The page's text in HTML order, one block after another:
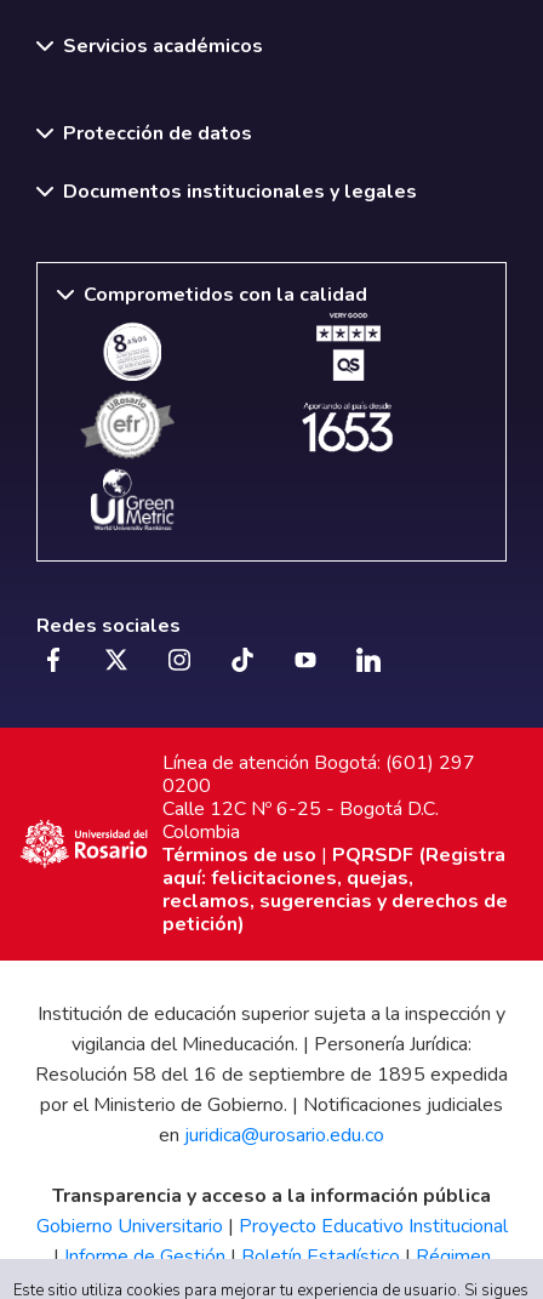
Servicios académicos
Protección de datos
Documentos institucionales y legales
Comprometidos con la calidad
Redes sociales
Línea de atención Bogotá: (601) 297
0200
Calle 12C Nº 6-25 - Bogotá D.C.
Colombia
Términos de uso | PQRSDF (Registra
aquí: felicitaciones, quejas,
reclamos, sugerencias y derechos de
petición)
Institución de educación superior sujeta a la inspección y
vigilancia del Mineducación. | Personería Jurídica:
Resolución 58 del 16 de septiembre de 1895 expedida
por el Ministerio de Gobierno. | Notificaciones judiciales
en juridica@urosario.edu.co
Transparencia y acceso a la información pública
Gobierno Universitario | Proyecto Educativo Institucional
|Informe de Gestión|Boletín Estadístico|Régimen
Tributario|Estados Financieros |Código de Ética| Canal
Este sitio utiliza cookies para mejorar tu experiencia de usuario. Si sigues